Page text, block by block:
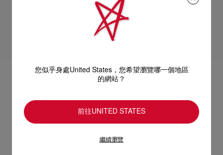
以 DHL Express 運送 - 送貨時間：3至 4個工作天
部分地區可能需要額外送貨時間。
估計送貨時間按照加快處理訂單計算。
專門店恕不處理退貨或換貨要求。
退回的產品必須完好無損，紅鞋底亦沒有任何污漬。
您似乎身處United States，您希望瀏覽哪一個地區
的網站？
前往UNITED STATES
繼續瀏覽